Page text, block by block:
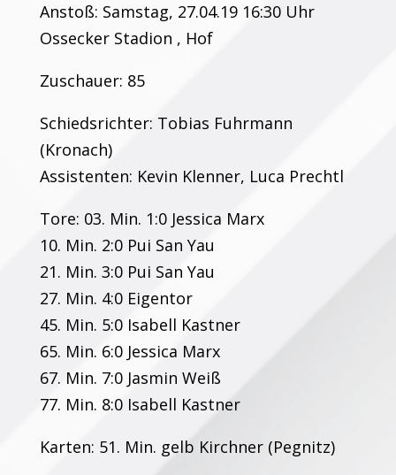
Anstoß: Samstag, 27.04.19 16:30 Uhr
Ossecker Stadion , Hof
Zuschauer: 85
Schiedsrichter: Tobias Fuhrmann
(Kronach)
Assistenten: Kevin Klenner, Luca Prechtl
Tore: 03. Min. 1:0 Jessica Marx
10. Min. 2:0 Pui San Yau
21. Min. 3:0 Pui San Yau
27. Min. 4:0 Eigentor
45. Min. 5:0 Isabell Kastner
65. Min. 6:0 Jessica Marx
67. Min. 7:0 Jasmin Weiß
77. Min. 8:0 Isabell Kastner
Karten: 51. Min. gelb Kirchner (Pegnitz)